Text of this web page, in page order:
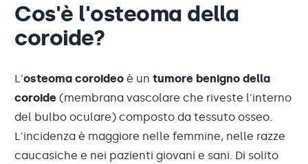
Cos'è l'osteoma della
coroide?
L'osteoma coroideo è un tumore benigno della
coroide (membrana vascolare che riveste l'interno
del bulbo oculare) composto da tessuto osseo.
L'incidenza è maggiore nelle femmine, nelle razze
caucasiche e nei pazienti giovani e sani. Di solito